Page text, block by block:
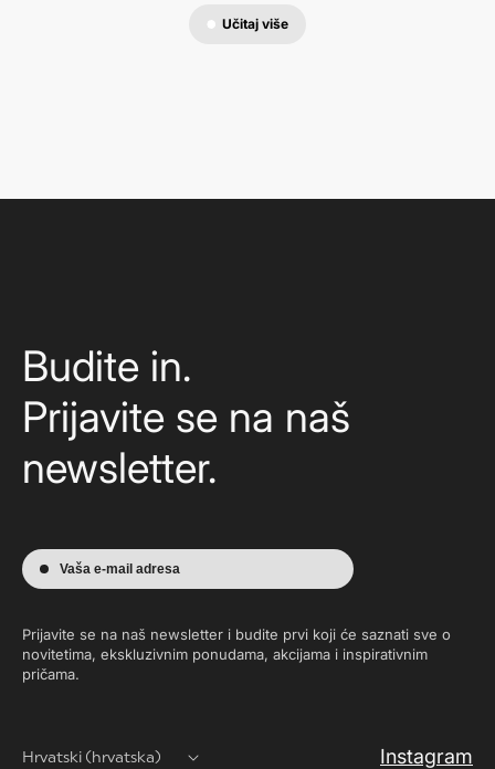
Učitaj više
Budite in.
Prijavite se na naš
newsletter.
Vaša e-mail adresa
Prijavite se na naš newsletter i budite prvi koji će saznati sve o
novitetima, ekskluzivnim ponudama, akcijama i inspirativnim
pričama.
Hrvatski (hrvatska) Instagram